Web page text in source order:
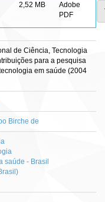
2,52 MB
Adobe
PDF
de Ciência, Tecnologia
para a pesquisa
em saúde (2004
Birche de
saúde - Brasil